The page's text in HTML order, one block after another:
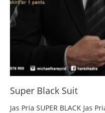
Super Black Suit
Jas Pria SUPER BLACK Jas